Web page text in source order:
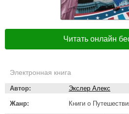
Читать онлайн
Электронная книга
Автор: Экслер Алекс
Жанр: Книги о